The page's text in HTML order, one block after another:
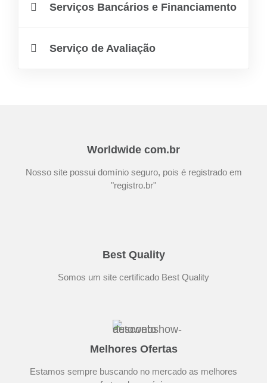
Serviços Bancários e Financiamento
Serviço de Avaliação
Worldwide com.br
Nosso site possui domínio seguro, pois é registrado em
"registro.br"
Best Quality
Somos um site certificado Best Quality
Melhores Ofertas
Estamos sempre buscando no mercado as melhores